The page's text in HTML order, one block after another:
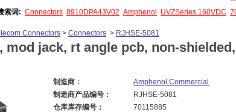
索词: Connectors 8910DPA43V02 Amphenol UVZSeries 160VDC
Connectors > Connectors > RJHSE-5081
mod jack, rt angle pcb, non-
制造商：
Amphenol Commercial
制造商产品编号：
RJHSE-5081
仓库库存编号：
70115885